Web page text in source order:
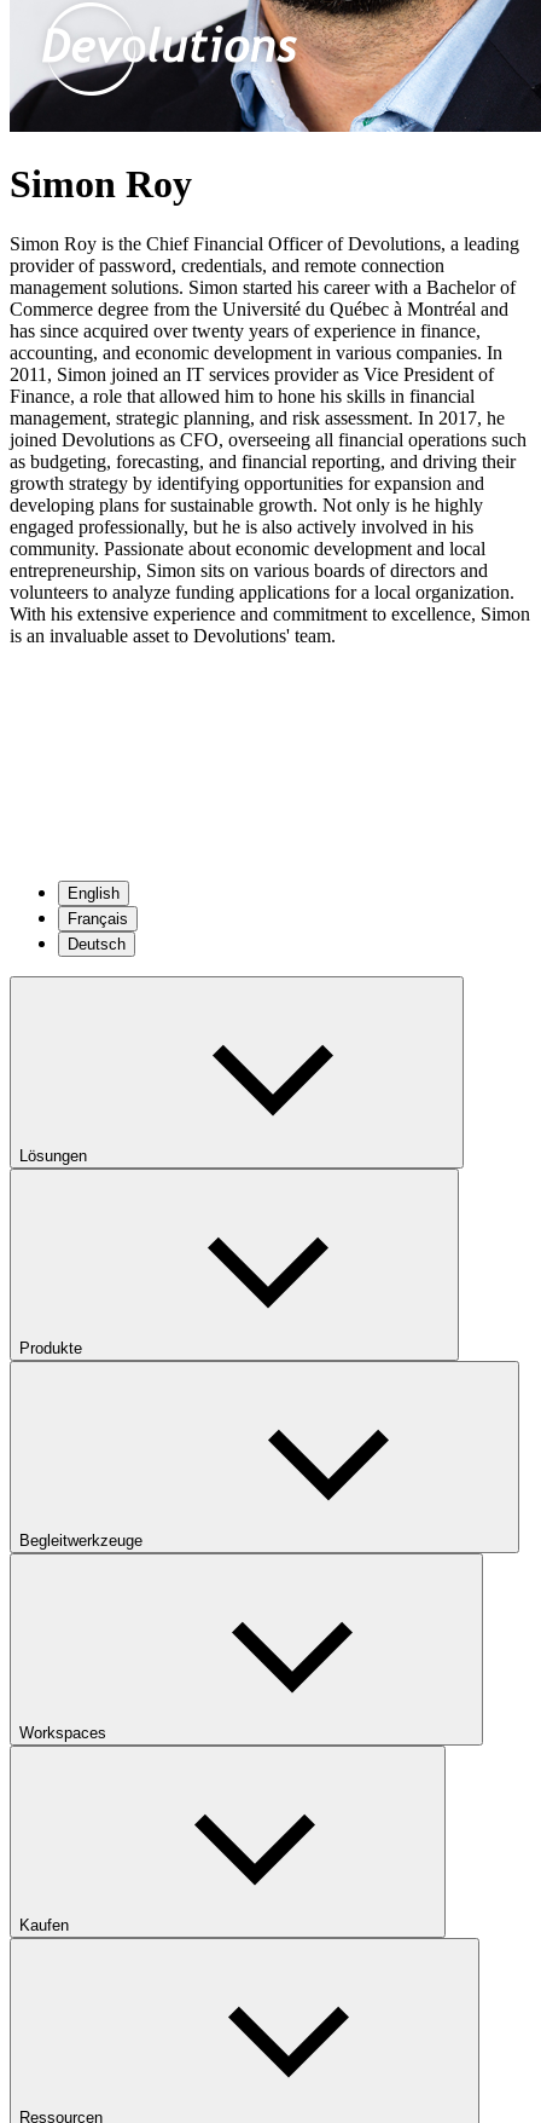
Simon Roy
Simon Roy is the Chief Financial Officer of Devolutions, a leading
provider of password, credentials, and remote connection
management solutions. Simon started his career with a Bachelor of
Commerce degree from the Université du Québec à Montréal and
has since acquired over twenty years of experience in finance,
accounting, and economic development in various companies. In
2011, Simon joined an IT services provider as Vice President of
Finance, a role that allowed him to hone his skills in financial
management, strategic planning, and risk assessment. In 2017, he
joined Devolutions as CFO, overseeing all financial operations such
as budgeting, forecasting, and financial reporting, and driving their
growth strategy by identifying opportunities for expansion and
developing plans for sustainable growth. Not only is he highly
engaged professionally, but he is also actively involved in his
community. Passionate about economic development and local
entrepreneurship, Simon sits on various boards of directors and
volunteers to analyze funding applications for a local organization.
With his extensive experience and commitment to excellence, Simon
is an invaluable asset to Devolutions' team.
English
Français
Deutsch
Lösungen
Produkte
Begleitwerkzeuge
Workspaces
Kaufen
Ressourcen